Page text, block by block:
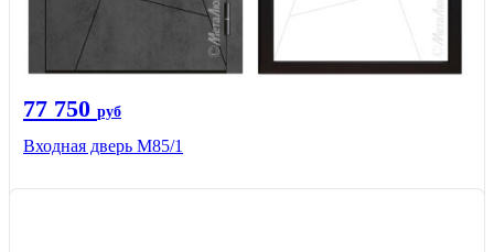
77 750 руб
Входная дверь М85/1